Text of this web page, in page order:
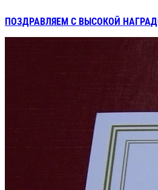
ПОЗДРАВЛЯЕМ С ВЫСОКОЙ